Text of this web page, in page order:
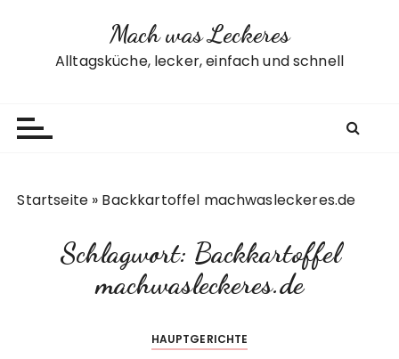
Mach was Leckeres
Alltagsküche, lecker, einfach und schnell
Startseite » Backkartoffel machwasleckeres.de
Schlagwort: Backkartoffel
machwasleckeres.de
HAUPTGERICHTE